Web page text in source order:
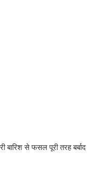
बारिश से फसल पूरी तरह बर्बाद